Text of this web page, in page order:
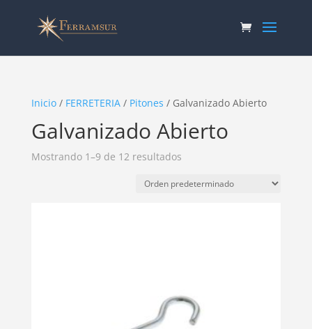
Inicio/ FERRETERIA/ Pitones / Galvanizado Abierto
Galvanizado Abierto
Mostrando 1–9 de 12 resultados